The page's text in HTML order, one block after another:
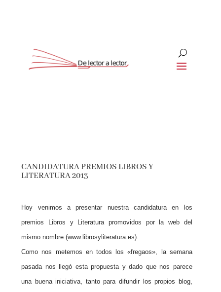
CANDIDATURA PREMIOS LIBROS Y
LITERATURA 2013
Hoy venimos a presentar nuestra candidatura en los
premios Libros y Literatura promovidos por la web del
mismo nombre (www.librosyliteratura.es).
Como nos metemos en todos los «fregaos», la semana
pasada nos llegó esta propuesta y dado que nos parece
una buena iniciativa, tanto para difundir los propios blog,
Suscríbete
reseñas directamente en tu bandeja de entrada.
Email*